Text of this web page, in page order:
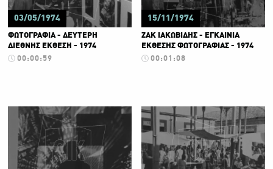
03/05/1974
ΦΩΤΟΓΡΑΦΙΑ - ΔΕΥΤΕΡΗ
ΔΙΕΘΝΗΣ ΕΚΘΕΣΗ - 1974
00:00:59
15/11/1974
ΖΑΚ ΙΑΚΩΒΙΔΗΣ - ΕΓΚΑΙΝΙΑ
ΕΚΘΕΣΗΣ ΦΩΤΟΓΡΑΦΙΑΣ - 1974
00:01:08